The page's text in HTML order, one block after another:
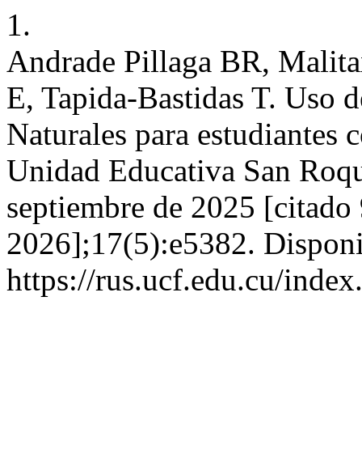
1.
Andrade Pillaga BR,
E, Tapida-Bastidas T. Uso
Naturales para estudiantes
Unidad Educativa San
septiembre de 2025 [citado
2026];17(5):e5382.
https://rus.ucf.edu.cu/